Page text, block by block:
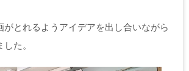
がとれるようアイデアを出し合いながら
た。